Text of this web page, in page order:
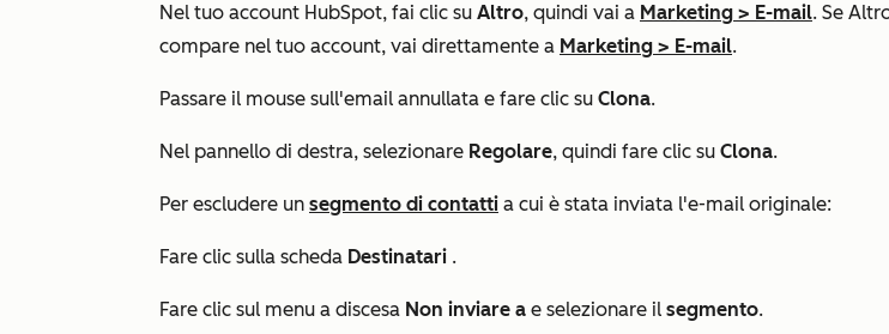
Nel tuo account HubSpot, fai clic su Altro, quindi vai a Marketing > E-mail. Se
compare nel tuo account, vai direttamente a Marketing > E-mail.
Passare il mouse sull'email annullata e fare clic su Clona.
Nel pannello di destra, selezionare Regolare, quindi fare clic su Clona.
Per escludere un segmento di contatti a cui è stata inviata l'e-mail originale:
Fare clic sulla scheda Destinatari .
Fare clic sul menu a discesa Non inviare a e selezionare il segmento.